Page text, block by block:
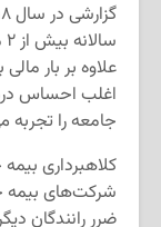
علاوه بر بار
اغلب احساس
جامعه را تجربه
کلاهبرداری
شرکت‌های بیمه
ضرر رانندگان